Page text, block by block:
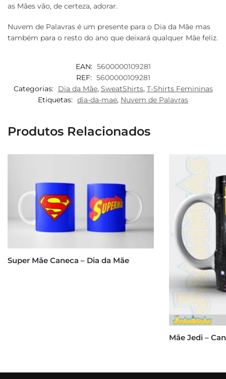
as Mães vão, de certeza, adorar.
Nuvem de Palavras é um presente para o Dia da Mãe mas
também para o resto do ano que deixará qualquer Mãe feliz.
EAN: 5600000109281
REF: 5600000109281
Categorias: Dia da Mãe, SweatShirts, T-Shirts Femininas
Etiquetas: dia-da-mae, Nuvem de Palavras
Produtos Relacionados
Super Mãe Caneca – Dia da Mãe
Mãe Jedi –